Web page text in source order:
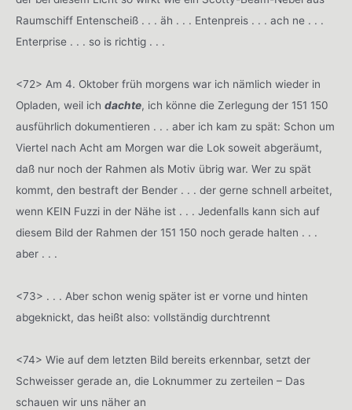
Raumschiff Entenscheiß . . . äh . . . Entenpreis . . . ach ne . . .
Enterprise . . . so is richtig . . .
<72> Am 4. Oktober früh morgens war ich nämlich wieder in
Opladen, weil ich dachte, ich könne die Zerlegung der 151 150
ausführlich dokumentieren . . . aber ich kam zu spät: Schon um
Viertel nach Acht am Morgen war die Lok soweit abgeräumt,
daß nur noch der Rahmen als Motiv übrig war. Wer zu spät
kommt, den bestraft der Bender . . . der gerne schnell arbeitet,
wenn KEIN Fuzzi in der Nähe ist . . . Jedenfalls kann sich auf
diesem Bild der Rahmen der 151 150 noch gerade halten . . .
aber . . .
<73> . . . Aber schon wenig später ist er vorne und hinten
abgeknickt, das heißt also: vollständig durchtrennt
<74> Wie auf dem letzten Bild bereits erkennbar, setzt der
Schweisser gerade an, die Loknummer zu zerteilen – Das
schauen wir uns näher an